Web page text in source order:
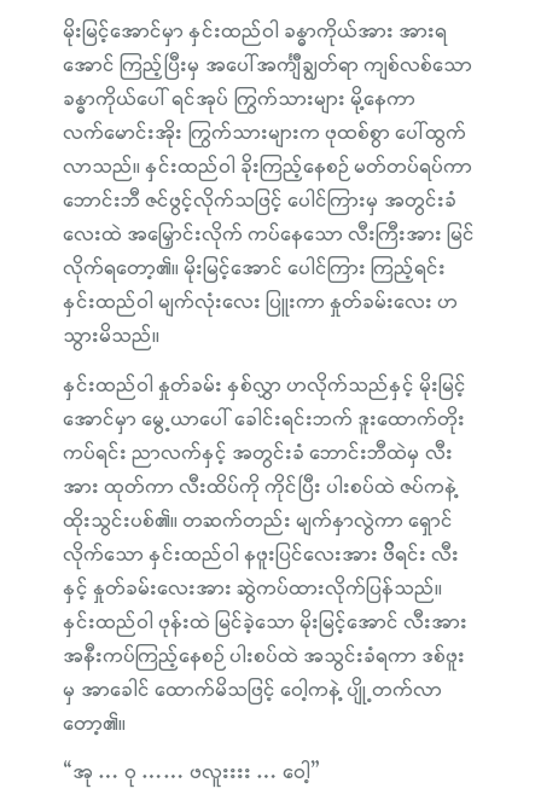
မိုးမြင့်အောင်မှာ နှင်းထည်ဝါ ခန္ဓာကိုယ်အား အားရ
အောင် ကြည့်ပြီးမှ အပေါ်အင်္ကျီချွတ်ရာ ကျစ်လစ်သော
ခန္ဓာကိုယ်ပေါ် ရင်အုပ် ကြွက်သားများ မို့နေကာ
လက်မောင်းအိုး ကြွက်သားများက ဖုထစ်စွာ ပေါ်ထွက်
လာသည်။ နှင်းထည်ဝါ ခိုးကြည့်နေစဉ် မတ်တပ်ရပ်ကာ
ဘောင်းဘီ ဇင်ဖွင့်လိုက်သဖြင့် ပေါင်ကြားမှ အတွင်းခံ
လေးထဲ အမြှောင်းလိုက် ကပ်နေသော လီးကြီးအား မြင်
လိုက်ရတော့၏။ မိုးမြင့်အောင် ပေါင်ကြား ကြည့်ရင်း
နှင်းထည်ဝါ မျက်လုံးလေး ပြူးကာ နှုတ်ခမ်းလေး ဟ
သွားမိသည်။
နှင်းထည်ဝါ နှုတ်ခမ်း နှစ်လွှာ ဟလိုက်သည်နှင့် မိုးမြင့်
အောင်မှာ မွေ့ယာပေါ် ခေါင်းရင်းဘက် ဒူးထောက်တိုး
ကပ်ရင်း ညာလက်နှင့် အတွင်းခံ ဘောင်းဘီထဲမှ လီး
အား ထုတ်ကာ လီးထိပ်ကို ကိုင်ပြီး ပါးစပ်ထဲ ဇပ်ကနဲ့
ထိုးသွင်းပစ်၏။ တဆက်တည်း မျက်နှာလွဲကာ ရှောင်
လိုက်သော နှင်းထည်ဝါ နဖူးပြင်လေးအား ဖ်ိရင်း လီး
နှင့် နှုတ်ခမ်းလေးအား ဆွဲကပ်ထားလိုက်ပြန်သည်။
နှင်းထည်ဝါ ဖုန်းထဲ မြင်ခဲ့သော မိုးမြင့်အောင် လီးအား
အနီးကပ်ကြည့်နေစဉ် ပါးစပ်ထဲ အသွင်းခံရကာ ဒစ်ဖူး
မှ အာခေါင် ထောက်မိသဖြင့် ဝေါ့ကနဲ့ ပျို့တက်လာ
တော့၏။
“အု … ဝု …… ဖလူးးးး … ဝေါ့”